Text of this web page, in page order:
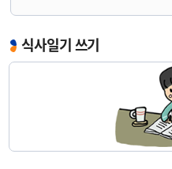
식사일기 쓰기